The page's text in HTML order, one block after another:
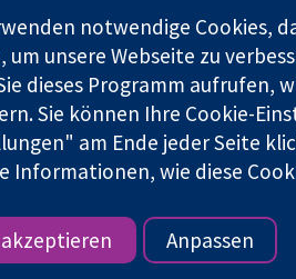
Organisation (Nr.
notwendige Cookies,
um unsere Webseite zu
dieses Programm aufrufen,
Sie können Ihre Cookie-
am Ende jeder Seite
Informationen, wie diese
Anpassen